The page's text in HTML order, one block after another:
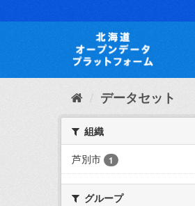
キ
て
データセット
組織
芦別市
1
グループ